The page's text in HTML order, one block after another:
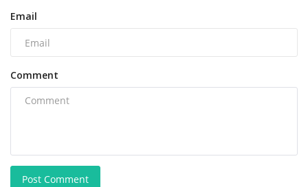
Email
Comment
Post Comment